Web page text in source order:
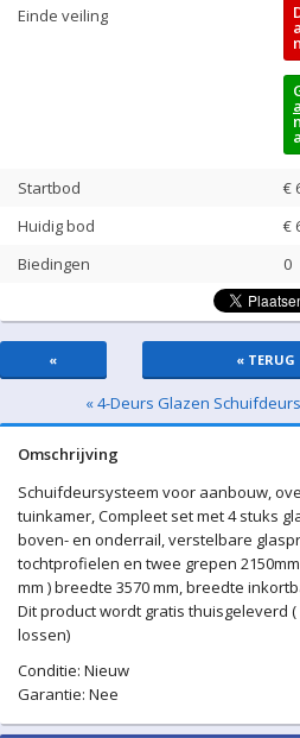
Einde veiling
Startbod
€
Huidig bod
€
Biedingen
0
« « TERUG
« 4-Deurs Glazen
Omschrijving
Schuifdeursysteem voor aanbouw,
tuinkamer, Compleet set met 4 stuks
boven- en onderrail, verstelbare
tochtprofielen en twee grepen
mm ) breedte 3570 mm, breedte
Dit product wordt gratis thuisgeleverd
lossen)
Conditie: Nieuw
Garantie: Nee